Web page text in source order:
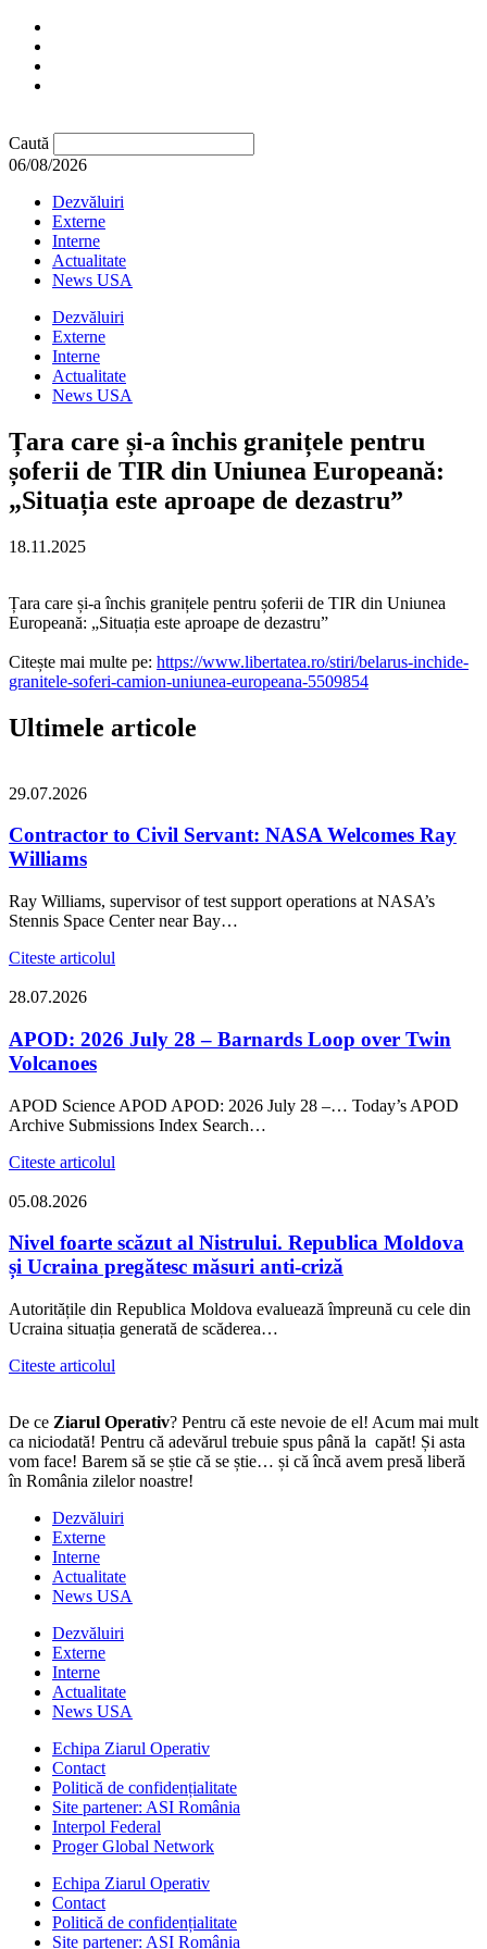
Caută
06/08/2026
Dezvăluiri
Externe
Interne
Actualitate
News USA
Dezvăluiri
Externe
Interne
Actualitate
News USA
Țara care și-a închis granițele pentru
șoferii de TIR din Uniunea Europeană:
„Situația este aproape de dezastru”
18.11.2025
Țara care și-a închis granițele pentru șoferii de TIR din Uniunea
Europeană: „Situația este aproape de dezastru”
Citește mai multe pe: https://www.libertatea.ro/stiri/belarus-inchide-
granitele-soferi-camion-uniunea-europeana-5509854
Ultimele articole
29.07.2026
Contractor to Civil Servant: NASA Welcomes Ray
Williams
Ray Williams, supervisor of test support operations at NASA’s
Stennis Space Center near Bay…
Citeste articolul
28.07.2026
APOD: 2026 July 28 – Barnards Loop over Twin
Volcanoes
APOD Science APOD APOD: 2026 July 28 –… Today’s APOD
Archive Submissions Index Search…
Citeste articolul
05.08.2026
Nivel foarte scăzut al Nistrului. Republica Moldova
și Ucraina pregătesc măsuri anti-criză
Autoritățile din Republica Moldova evaluează împreună cu cele din
Ucraina situația generată de scăderea…
Citeste articolul
De ce Ziarul Operativ? Pentru că este nevoie de el! Acum mai mult
ca niciodată! Pentru că adevărul trebuie spus până la capăt! Și asta
vom face! Barem să se știe că se știe… și că încă avem presă liberă
în România zilelor noastre!
Dezvăluiri
Externe
Interne
Actualitate
News USA
Dezvăluiri
Externe
Interne
Actualitate
News USA
Echipa Ziarul Operativ
Contact
Politică de confidențialitate
Site partener: ASI România
Interpol Federal
Proger Global Network
Echipa Ziarul Operativ
Contact
Politică de confidențialitate
Site partener: ASI România